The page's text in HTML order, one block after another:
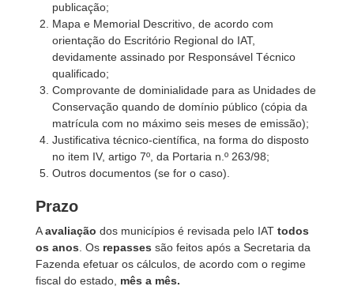
publicação;
Mapa e Memorial Descritivo, de acordo com
orientação do Escritório Regional do IAT,
devidamente assinado por Responsável Técnico
qualificado;
Comprovante de dominialidade para as Unidades de
Conservação quando de domínio público (cópia da
matrícula com no máximo seis meses de emissão);
Justificativa técnico-científica, na forma do disposto
no item IV, artigo 7º, da Portaria n.º 263/98;
Outros documentos (se for o caso).
Prazo
Aavaliação dos municípios é revisada pelo IAT todos
os anos . Os repasses são feitos após a Secretaria da
Fazenda efetuar os cálculos, de acordo com o regime
fiscal do estado, mês a mês.